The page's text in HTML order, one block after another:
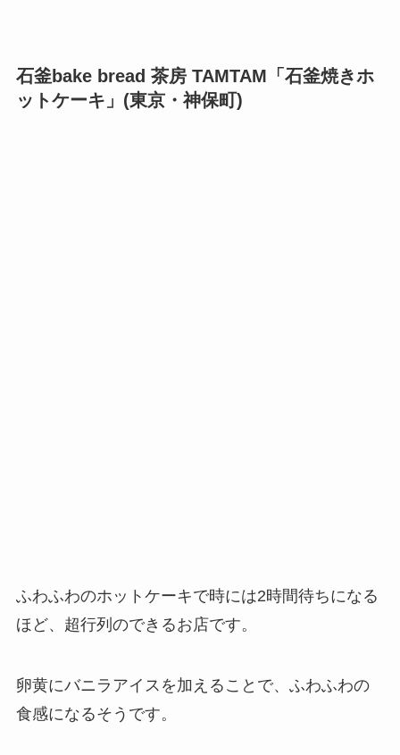
石釜bake bread 茶房 TAMTAM「石釜焼きホ
ットケーキ」(東京・神保町)
ふわふわのホットケーキで時には2時間待ちになる
ほど、超行列のできるお店です。
卵黄にバニラアイスを加えることで、ふわふわの
食感になるそうです。